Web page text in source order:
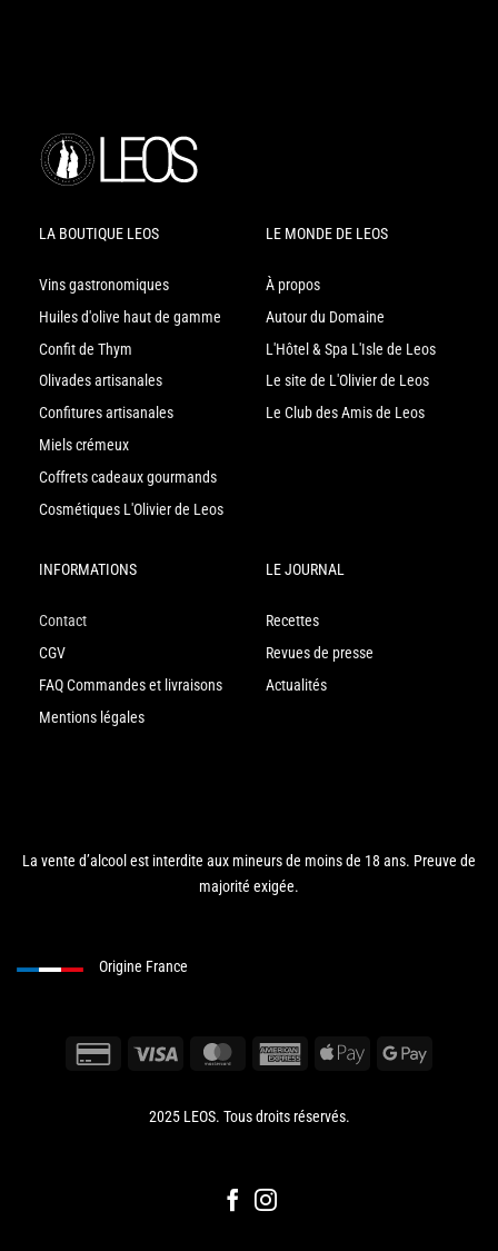
LA BOUTIQUE LEOS
Vins gastronomiques
Huiles d'olive haut de gamme
Confit de Thym
Olivades artisanales
Confitures artisanales
Miels crémeux
Coffrets cadeaux gourmands
Cosmétiques L'Olivier de Leos
LE MONDE DE LEOS
À propos
Autour du Domaine
L'Hôtel & Spa L'Isle de Leos
Le site de L'Olivier de Leos
Le Club des Amis de Leos
INFORMATIONS
Contact
CGV
FAQ Commandes et livraisons
Mentions légales
LE JOURNAL
Recettes
Revues de presse
Actualités
La vente d’alcool est interdite aux mineurs de moins de 18 ans. Preuve de
majorité exigée.
2025 LEOS. Tous droits réservés.
Origine France